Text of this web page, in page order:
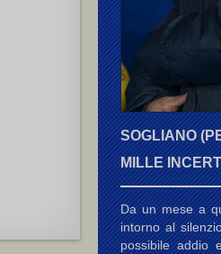
SOGLIANO
MILLE
Da un mese a
intorno al
possibile addio